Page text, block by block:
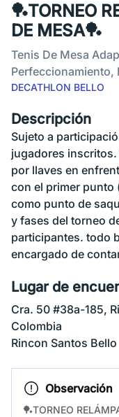
🏓TORNEO
DE MESA🏓
Tenis De Mesa
Perfeccionamiento,
DECATHLON BELLO
Descripción
Sujeto a
jugadores
por llaves en
con el primer punto
como punto de
y fases del torneo
participantes. todo
encargado de
Lugar de
Cra. 50 #38a-185,
Colombia
Rincon Santos Bello
Observación
🏓TORNEO